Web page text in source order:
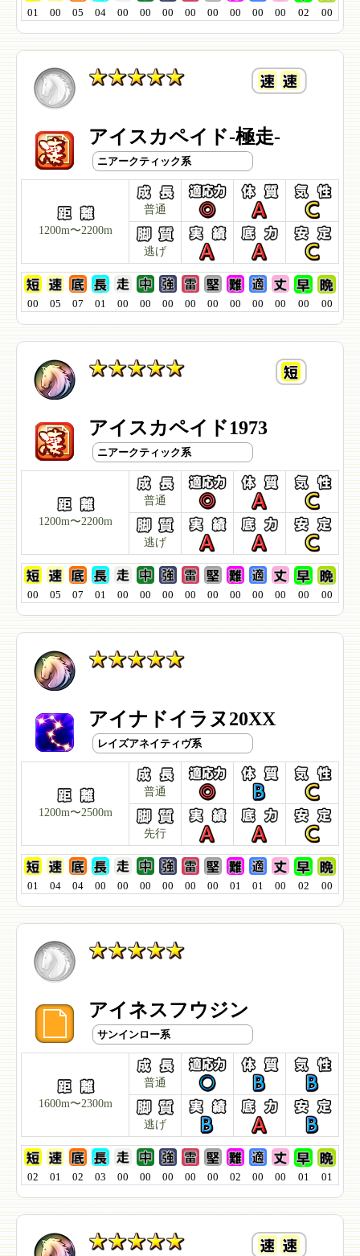
01 00 05 04 00 00 00 00 00 00 00 00 02 00
アイスカペイド-極走-
ニアークティック系
1200m〜2200m
普通
逃げ
00 05 07 01 00 00 00 00 00 00 00 00 00 00
アイスカペイド1973
ニアークティック系
1200m〜2200m
普通
逃げ
00 05 07 01 00 00 00 00 00 00 00 00 00 00
アイナドイラヌ20XX
レイズアネイティヴ系
1200m〜2500m
普通
先行
01 04 04 00 00 00 00 00 00 01 01 00 02 00
アイネスフウジン
サンインロー系
1600m〜2300m
普通
逃げ
02 01 02 03 00 00 00 00 00 02 00 00 01 01